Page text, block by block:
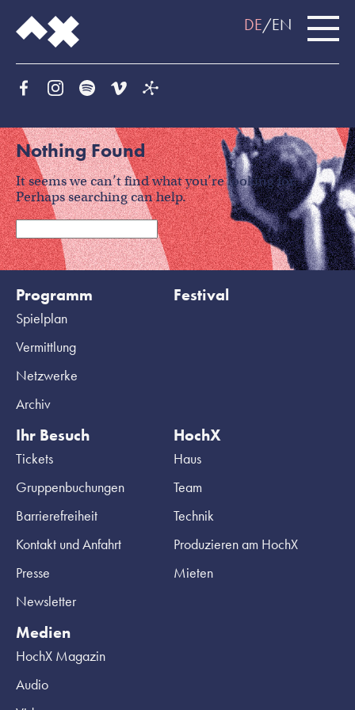
DE EN
Nothing Found
It seems we can’t find what you’re looking for.
Perhaps searching can help.
Programm
Spielplan
Vermittlung
Netzwerke
Archiv
Festival
Ihr Besuch
Tickets
Gruppenbuchungen
Barrierefreiheit
Kontakt und Anfahrt
Presse
Newsletter
HochX
Haus
Team
Technik
Produzieren am HochX
Mieten
Medien
HochX Magazin
Audio